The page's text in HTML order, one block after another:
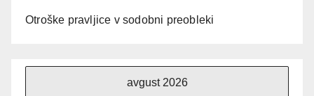
Otroške pravljice v sodobni preobleki
avgust 2026